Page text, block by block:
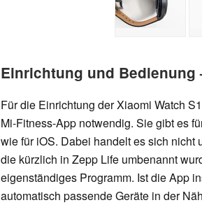
Einrichtung und Bedienung
Für die Einrichtung der Xiaomi Watch
Mi-Fitness-App notwendig. Sie gibt es
wie für iOS. Dabei handelt es sich nicht
die kürzlich in Zepp Life umbenannt
eigenständiges Programm. Ist die App
automatisch passende Geräte in der